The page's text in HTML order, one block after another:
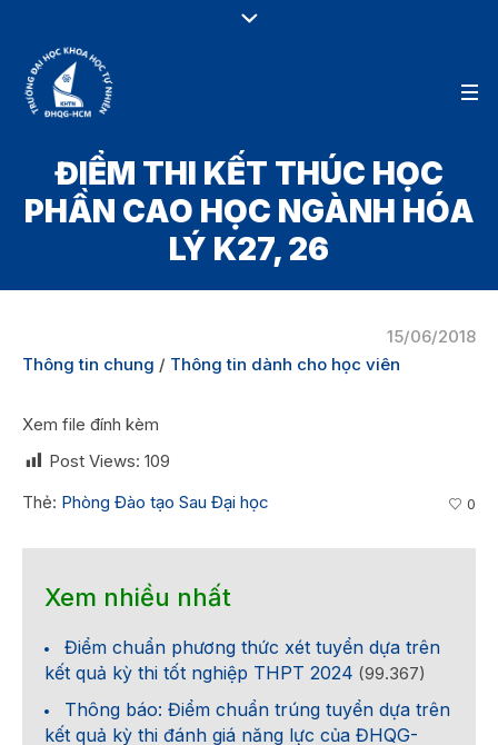
ĐIỂM THI KẾT THÚC HỌC
PHẦN CAO HỌC NGÀNH HÓA
LÝ K27, 26
15/06/2018
Thông tin chung / Thông tin dành cho học viên
Xem file đính kèm
Post Views: 109
Thẻ: Phòng Đào tạo Sau Đại học 0
Xem nhiều nhất
Điểm chuẩn phương thức xét tuyển dựa trên
kết quả kỳ thi tốt nghiệp THPT 2024 (99.367)
Thông báo: Điểm chuẩn trúng tuyển dựa trên
kết quả kỳ thi đánh giá năng lực của ĐHQG-